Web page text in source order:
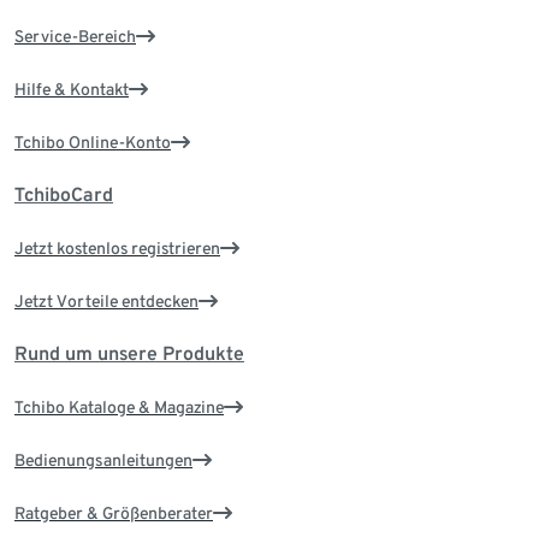
Service-Bereich
Hilfe & Kontakt
Tchibo Online-Konto
TchiboCard
Jetzt kostenlos registrieren
Jetzt Vorteile entdecken
Rund um unsere Produkte
Tchibo Kataloge & Magazine
Bedienungsanleitungen
Ratgeber & Größenberater